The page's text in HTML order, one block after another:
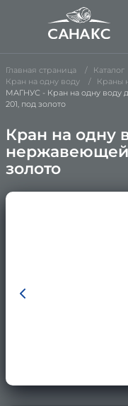
Главная страница Каталог
Кран на одну воду
Краны
МАГНУС - Кран на одну воду
201, под золото
Кран на одну
нержавеющей
золото